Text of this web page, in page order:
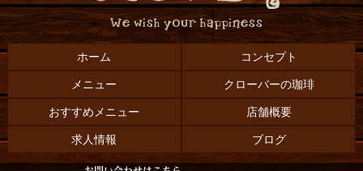
ホーム コンセプト
メニュー クローバーの珈琲
おすすめメニュー 店舗概要
求人情報 ブログ